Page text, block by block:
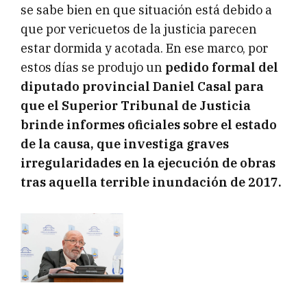
se sabe bien en que situación está debido a
que por vericuetos de la justicia parecen
estar dormida y acotada. En ese marco, por
estos días se produjo un pedido formal del
diputado provincial Daniel Casal para
que el Superior Tribunal de Justicia
brinde informes oficiales sobre el estado
de la causa, que investiga graves
irregularidades en la ejecución de obras
tras aquella terrible inundación de 2017.